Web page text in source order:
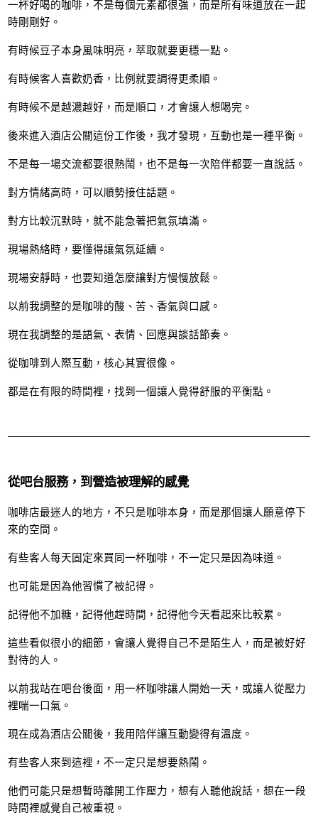
一杯好喝的咖啡，不是每個元素都很強，而是所有味道放在一起
時剛剛好。
有時候豆子本身風味明亮，萃取就要更穩一點。
有時候客人喜歡奶香，比例就要調得更柔順。
有時候不是越濃越好，而是順口，才會讓人想喝完。
後來進入酒店公關這份工作後，我才發現，互動也是一種平衡。
不是每一場交流都要很熱鬧，也不是每一次陪伴都要一直說話。
對方情緒高時，可以順勢接住話題。
對方比較沉默時，就不能急著把氣氛填滿。
現場熱絡時，要懂得讓氣氛延續。
現場安靜時，也要知道怎麼讓對方慢慢放鬆。
以前我調整的是咖啡的酸、苦、香氣與口感。
現在我調整的是語氣、表情、回應與談話節奏。
從咖啡到人際互動，核心其實很像。
都是在有限的時間裡，找到一個讓人覺得舒服的平衡點。
從吧台服務，到營造被理解的感覺
咖啡店最迷人的地方，不只是咖啡本身，而是那個讓人願意停下
來的空間。
有些客人每天固定來買同一杯咖啡，不一定只是因為味道。
也可能是因為他習慣了被記得。
記得他不加糖，記得他趕時間，記得他今天看起來比較累。
這些看似很小的細節，會讓人覺得自己不是陌生人，而是被好好
對待的人。
以前我站在吧台後面，用一杯咖啡讓人開始一天，或讓人從壓力
裡喘一口氣。
現在成為酒店公關後，我用陪伴讓互動變得有溫度。
有些客人來到這裡，不一定只是想要熱鬧。
他們可能只是想暫時離開工作壓力，想有人聽他說話，想在一段
時間裡感覺自己被重視。